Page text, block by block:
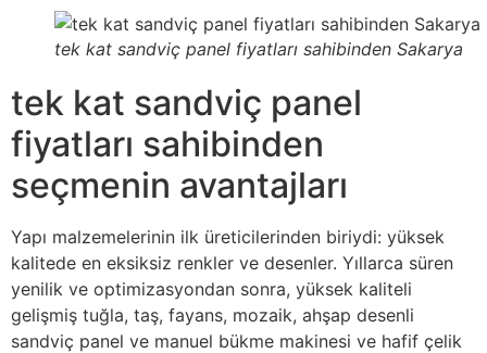
tek kat sandviç panel fiyatları sahibinden Sakarya
tek kat sandviç panel
fiyatları sahibinden
seçmenin avantajları
Yapı malzemelerinin ilk üreticilerinden biriydi: yüksek
kalitede en eksiksiz renkler ve desenler. Yıllarca süren
yenilik ve optimizasyondan sonra, yüksek kaliteli
gelişmiş tuğla, taş, fayans, mozaik, ahşap desenli
sandviç panel ve manuel bükme makinesi ve hafif çelik